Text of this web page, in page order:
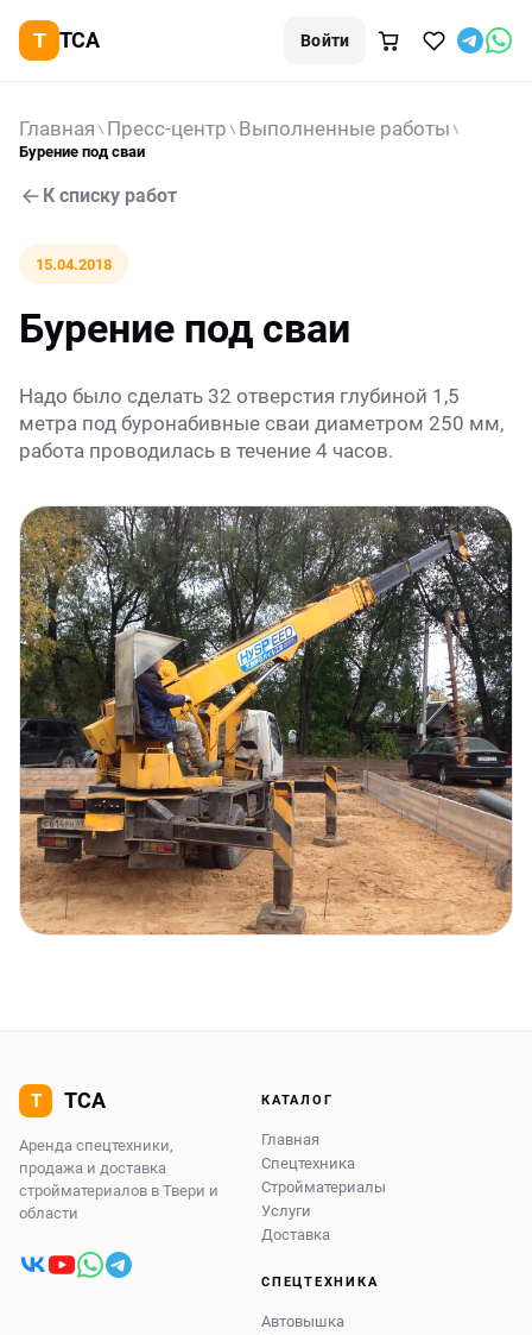
TCA Войти
Главная Пресс-центр Выполненные работы
Бурение под сваи
К списку работ
15.04.2018
Бурение под сваи
Надо было сделать 32 отверстия глубиной 1,5
метра под буронабивные сваи диаметром 250 мм,
работа проводилась в течение 4 часов.
Аренда спецтехники,
продажа и доставка
стройматериалов в Твери и
области
КАТАЛОГ
Главная
Спецтехника
Стройматериалы
Услуги
Доставка
СПЕЦТЕХНИКА
Автовышка